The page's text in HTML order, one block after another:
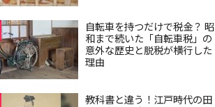
自転車を持つだけで税金？ 昭
和まで続いた「自転車税」の
意外な歴史と脱税が横行した
理由
教科書と違う！江戸時代の田